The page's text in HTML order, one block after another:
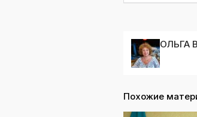
ОЛЬГА
Похожие